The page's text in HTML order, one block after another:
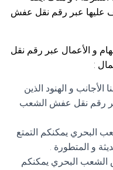
عليها عبر رقم نقل عفش
و الأعمال عبر رقم نقل
:
و الهنود الذين
عبر رقم نقل عفش الشعب
البحري يمكنكم التمتع
و المتطورة .
البحري يمكنكم